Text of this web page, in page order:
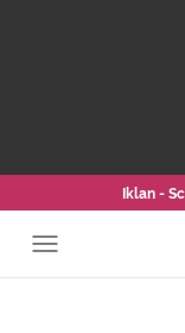
Iklan -